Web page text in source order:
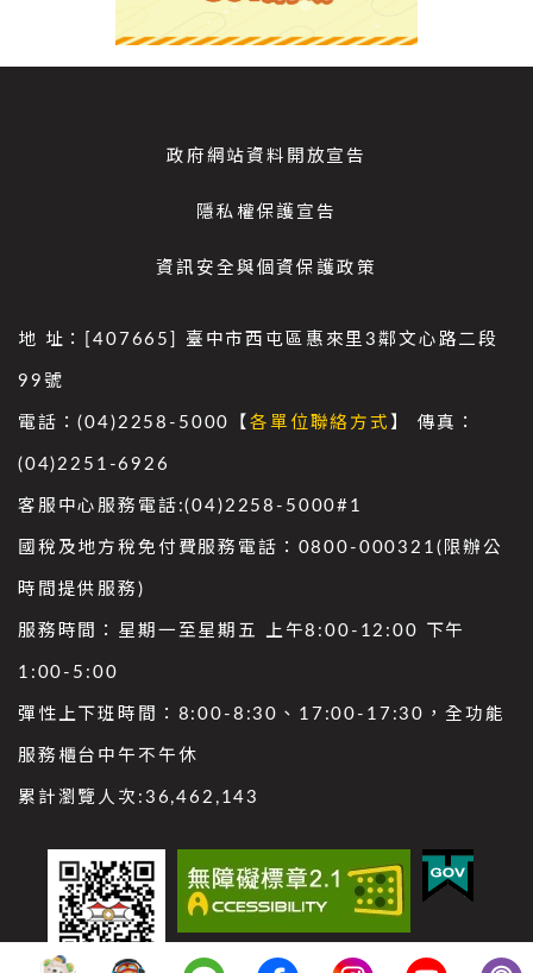
政府網站資料開放宣告
隱私權保護宣告
資訊安全與個資保護政策
地 址：[407665] 臺中市西屯區惠來里3鄰文心路二段
99號
電話：(04)2258-5000【各單位聯絡方式 】 傳真：
(04)2251-6926
客服中心服務電話:(04)2258-5000#1
國稅及地方稅免付費服務電話：0800-000321(限辦公
時間提供服務)
服務時間：星期一至星期五 上午8:00-12:00 下午
1:00-5:00
彈性上下班時間：8:00-8:30、17:00-17:30，全功能
服務櫃台中午不午休
累計瀏覽人次: 36,462,143